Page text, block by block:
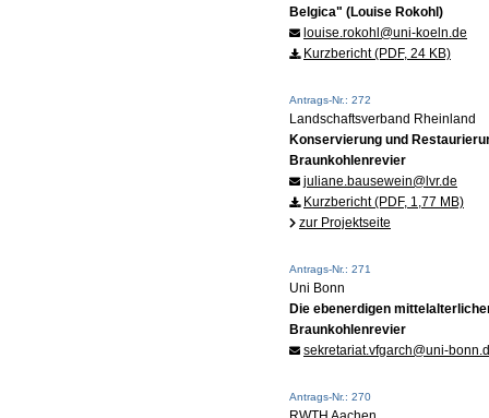
Belgica" (Louise Rokohl)
louise.rokohl@uni-koeln.de
Kurzbericht (PDF, 24 KB)
Antrags-Nr.: 272
Landschaftsverband Rheinland
Konservierung und
Braunkohlenrevier
juliane.bausewein@lvr.de
Kurzbericht (PDF, 1,77 MB)
zur Projektseite
Antrags-Nr.: 271
Uni Bonn
Die ebenerdigen
Braunkohlenrevier
sekretariat.vfgarch@uni-
Antrags-Nr.: 270